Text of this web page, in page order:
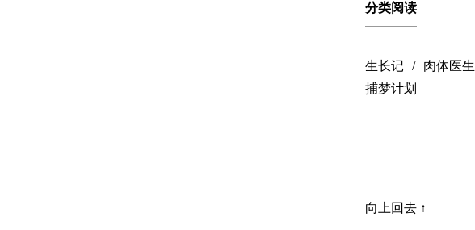
分类阅读
生长记 肉体医生
捕梦计划
向上回去 ↑